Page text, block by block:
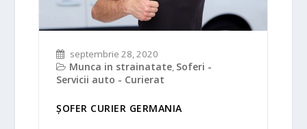
septembrie 28, 2020
Munca in strainatate, Soferi -
Servicii auto - Curierat
ȘOFER CURIER GERMANIA